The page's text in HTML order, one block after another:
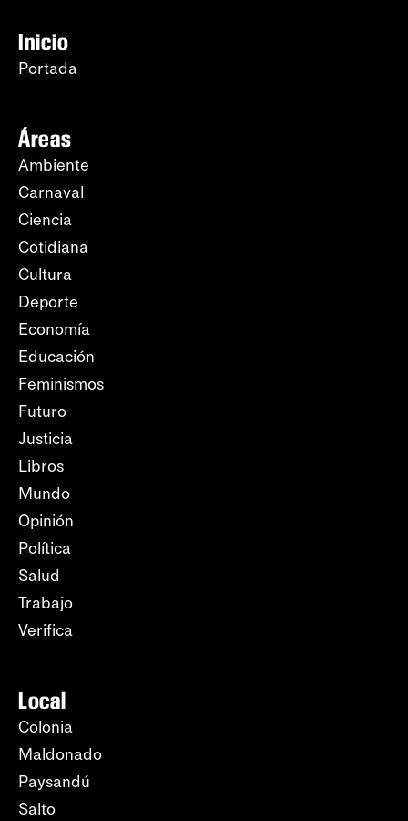
Inicio
Portada
Áreas
Ambiente
Carnaval
Ciencia
Cotidiana
Cultura
Deporte
Economía
Educación
Feminismos
Futuro
Justicia
Libros
Mundo
Opinión
Política
Salud
Trabajo
Verifica
Local
Colonia
Maldonado
Paysandú
Salto